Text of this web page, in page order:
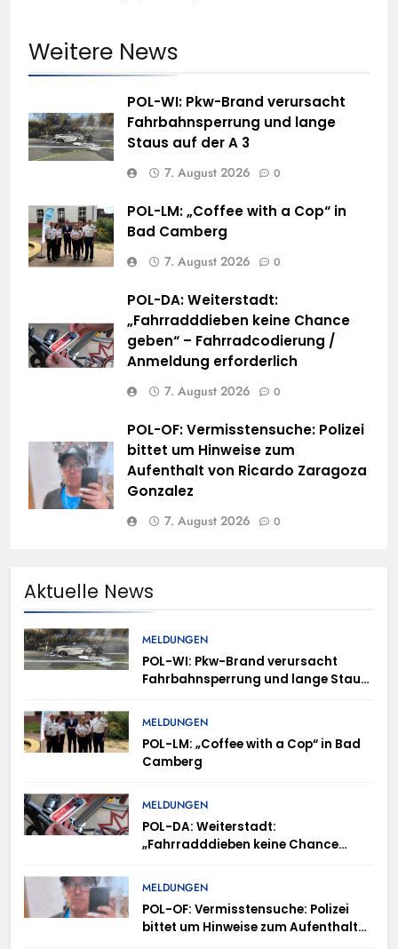
Weitere News
POL-WI: Pkw-Brand verursacht
Fahrbahnsperrung und lange
Staus auf der A 3
7. August 2026 0
POL-LM: „Coffee with a Cop“ in
Bad Camberg
7. August 2026 0
POL-DA: Weiterstadt:
„Fahrradddieben keine Chance
geben“ – Fahrradcodierung /
Anmeldung erforderlich
7. August 2026 0
POL-OF: Vermisstensuche: Polizei
bittet um Hinweise zum
Aufenthalt von Ricardo Zaragoza
Gonzalez
7. August 2026 0
Aktuelle News
MELDUNGEN
POL-WI: Pkw-Brand verursacht
Fahrbahnsperrung und lange Staus
MELDUNGEN
POL-LM: „Coffee with a Cop“ in Bad
Camberg
MELDUNGEN
POL-DA: Weiterstadt:
„Fahrradddieben keine Chance
Anmeldung erforderlich
MELDUNGEN
POL-OF: Vermisstensuche: Polizei
bittet um Hinweise zum Aufenthalt